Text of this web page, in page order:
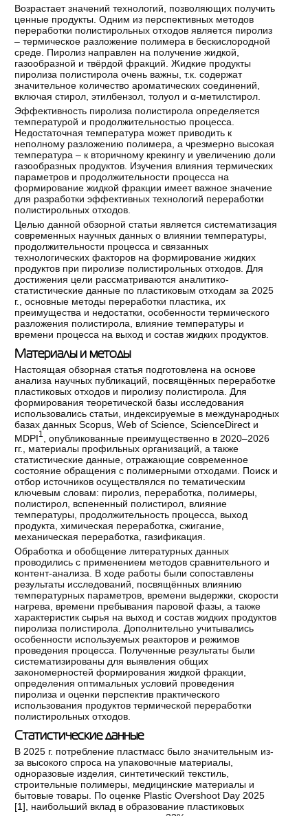
Возрастает значений технологий, позволяющих получить
ценные продукты. Одним из перспективных методов
переработки полистирольных отходов является пиролиз
– термическое разложение полимера в бескислородной
среде. Пиролиз направлен на получение жидкой,
газообразной и твёрдой фракций. Жидкие продукты
пиролиза полистирола очень важны, т.к. содержат
значительное количество ароматических соединений,
включая стирол, этилбензол, толуол и α-метилстирол.
Эффективность пиролиза полистирола определяется
температурой и продолжительностью процесса.
Недостаточная температура может приводить к
неполному разложению полимера, а чрезмерно высокая
температура – к вторичному крекингу и увеличению доли
газообразных продуктов. Изучения влияния термических
параметров и продолжительности процесса на
формирование жидкой фракции имеет важное значение
для разработки эффективных технологий переработки
полистирольных отходов.
Целью данной обзорной статьи является систематизация
современных научных данных о влиянии температуры,
продолжительности процесса и связанных
технологических факторов на формирование жидких
продуктов при пиролизе полистирольных отходов. Для
достижения цели рассматриваются аналитико-
статистические данные по пластиковым отходам за 2025
г., основные методы переработки пластика, их
преимущества и недостатки, особенности термического
разложения полистирола, влияние температуры и
времени процесса на выход и состав жидких продуктов.
Материалы и методы
Настоящая обзорная статья подготовлена на основе
анализа научных публикаций, посвящённых переработке
пластиковых отходов и пиролизу полистирола. Для
формирования теоретической базы исследования
использовались статьи, индексируемые в международных
базах данных Scopus, Web of Science, ScienceDirect и
MDPI1
, опубликованные преимущественно в 2020–2026
гг., материалы профильных организаций, а также
статистические данные, отражающие современное
состояние обращения с полимерными отходами. Поиск и
отбор источников осуществлялся по тематическим
ключевым словам: пиролиз, переработка, полимеры,
полистирол, вспененный полистирол, влияние
температуры, продолжительность процесса, выход
продукта, химическая переработка, сжигание,
механическая переработка, газификация.
Обработка и обобщение литературных данных
проводились с применением методов сравнительного и
контент-анализа. В ходе работы были сопоставлены
результаты исследований, посвящённых влиянию
температурных параметров, времени выдержки, скорости
нагрева, времени пребывания паровой фазы, а также
характеристик сырья на выход и состав жидких продуктов
пиролиза полистирола. Дополнительно учитывались
особенности используемых реакторов и режимов
проведения процесса. Полученные результаты были
систематизированы для выявления общих
закономерностей формирования жидкой фракции,
определения оптимальных условий проведения
пиролиза и оценки перспектив практического
использования продуктов термической переработки
полистирольных отходов.
Статистические данные
В 2025 г. потребление пластмасс было значительным из-
за высокого спроса на упаковочные материалы,
одноразовые изделия, синтетический текстиль,
строительные полимеры, медицинские материалы и
бытовые товары. По оценке Plastic Overshoot Day 2025
[1], наибольший вклад в образование пластиковых